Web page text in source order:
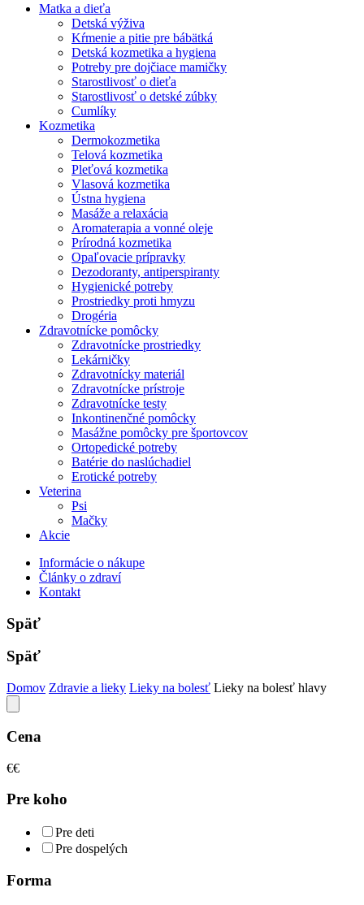
Matka a dieťa
Detská výživa
Kŕmenie a pitie pre bábätká
Detská kozmetika a hygiena
Potreby pre dojčiace mamičky
Starostlivosť o dieťa
Starostlivosť o detské zúbky
Cumlíky
Kozmetika
Dermokozmetika
Telová kozmetika
Pleťová kozmetika
Vlasová kozmetika
Ústna hygiena
Masáže a relaxácia
Aromaterapia a vonné oleje
Prírodná kozmetika
Opaľovacie prípravky
Dezodoranty, antiperspiranty
Hygienické potreby
Prostriedky proti hmyzu
Drogéria
Zdravotnícke pomôcky
Zdravotnícke prostriedky
Lekárničky
Zdravotnícky materiál
Zdravotnícke prístroje
Zdravotnícke testy
Inkontinenčné pomôcky
Masážne pomôcky pre športovcov
Ortopedické potreby
Batérie do naslúchadiel
Erotické potreby
Veterina
Psi
Mačky
Akcie
Informácie o nákupe
Články o zdraví
Kontakt
Späť
Späť
Domov Zdravie a lieky Lieky na bolesť Lieky na bolesť hlavy
Cena
€€
Pre koho
Pre deti
Pre dospelých
Forma